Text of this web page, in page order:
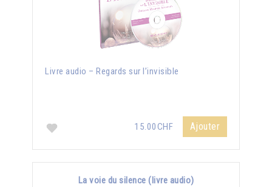
Livre audio – Regards sur l’invisible
15.00CHF Ajouter
La voie du silence (livre audio)